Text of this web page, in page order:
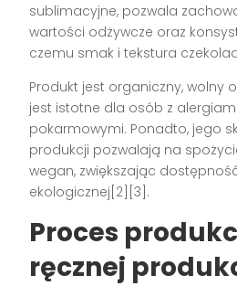
sublimacyjne, pozwala
wartości odżywcze oraz
czemu smak i tekstura
Produkt jest organiczny, wolny
jest istotne dla osób z
pokarmowymi. Ponadto, jego
produkcji pozwalają na
wegan, zwiększając
ekologicznej[2][3].
Proces
ręcznej